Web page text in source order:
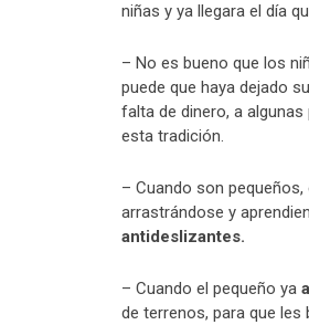
niñas y ya llegara el día
– No es bueno que los
puede que haya dejado
falta de dinero, a
esta tradición.
– Cuando son
arrastrándose y
antideslizantes.
– Cuando el pequeño ya
de terrenos, para que